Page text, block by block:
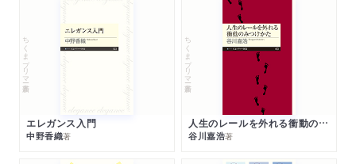
ちくまプリマー新書
エレガンス入門
中野香織著
ちくまプリマー新書
人生のレールを外れる衝動のみつけかた
谷川嘉浩著